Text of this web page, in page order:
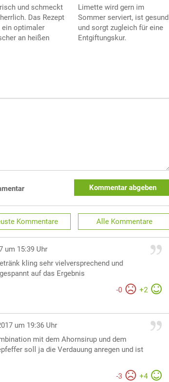
und schmeckt
Das Rezept
ein optimaler
an heißen
Limette wird gern im
Sommer serviert, ist gesund
und sorgt zugleich für eine
Entgiftungskur.
Kommentar abgeben
Kommentare Alle Kommentare
um 15:39 Uhr
kling sehr vielversprechend und
auf das Ergebnis
-0 +2
um 19:36 Uhr
mit dem Ahornsirup und dem
soll ja die Verdauung anregen und ist
-3 +4